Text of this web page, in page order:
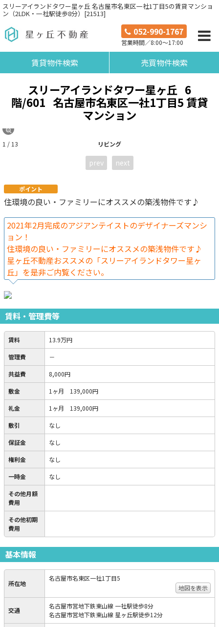
スリーアイランドタワー星ヶ丘 名古屋市名東区一社1丁目5の賃貸マンショ
ン（2LDK・一社駅徒歩8分）[21513]
052-990-1767
営業時間／8:00～17:00
賃貸物件検索 売買物件検索
スリーアイランドタワー星ヶ丘 6
階/601 名古屋市名東区一社1丁目5 賃貸
マンション
リビング
1 / 13
prev next
ポイント
住環境の良い・ファミリーにオススメの築浅物件です♪
2021年2月完成のアジアンテイストのデザイナーズマンシ
ョン！
住環境の良い・ファミリーにオススメの築浅物件です♪
星ヶ丘不動産おススメの「スリーアイランドタワー星ヶ
丘」を是非ご内覧ください。
賃料・管理費等
賃料 13.9万円
管理費 －
共益費 8,000円
敷金 1ヶ月 139,000円
礼金 1ヶ月 139,000円
敷引 なし
保証金 なし
権利金 なし
一時金 なし
その他月額
費用
その他初期
費用
基本情報
所在地
名古屋市名東区一社1丁目5
地図を表示
交通
名古屋市営地下鉄東山線 一社駅徒歩8分
名古屋市営地下鉄東山線 星ヶ丘駅徒歩12分